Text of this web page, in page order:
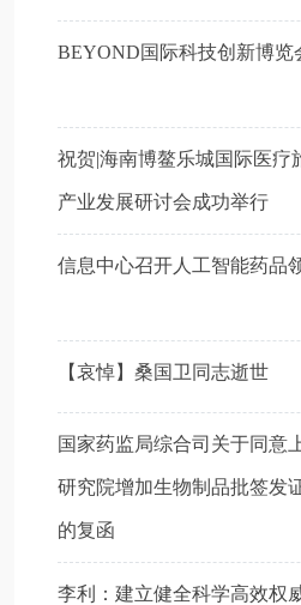
BEYOND国际科技创新博览
祝贺|海南博鳌乐城国际医疗
产业发展研讨会成功举行
信息中心召开人工智能药品
【哀悼】桑国卫同志逝世
国家药监局综合司关于同意
研究院增加生物制品批签发
的复函
李利：建立健全科学高效权